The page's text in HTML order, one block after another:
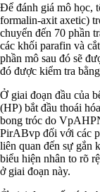
Để đánh giá mô học,
formalin-axit axetic)
chuyển đến 70 phần
các khối parafin và
phần mô sau đó sẽ
đó được kiểm tra
Ở giai đoạn đầu của
(HP) bắt đầu thoái
bong tróc do
PirABvp đối với các
liên quan đến sự gắn
biểu hiện nhân to rõ
ở giai đoạn này.